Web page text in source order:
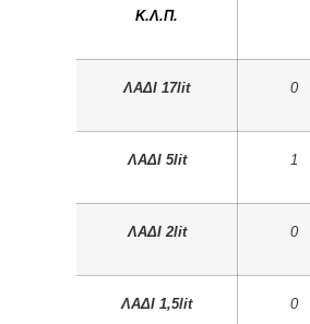
Κ.Λ.Π.
ΛΑΔΙ 17lit 0
ΛΑΔΙ 5lit 1
ΛΑΔΙ 2lit 0
ΛΑΔΙ 1,5lit 0